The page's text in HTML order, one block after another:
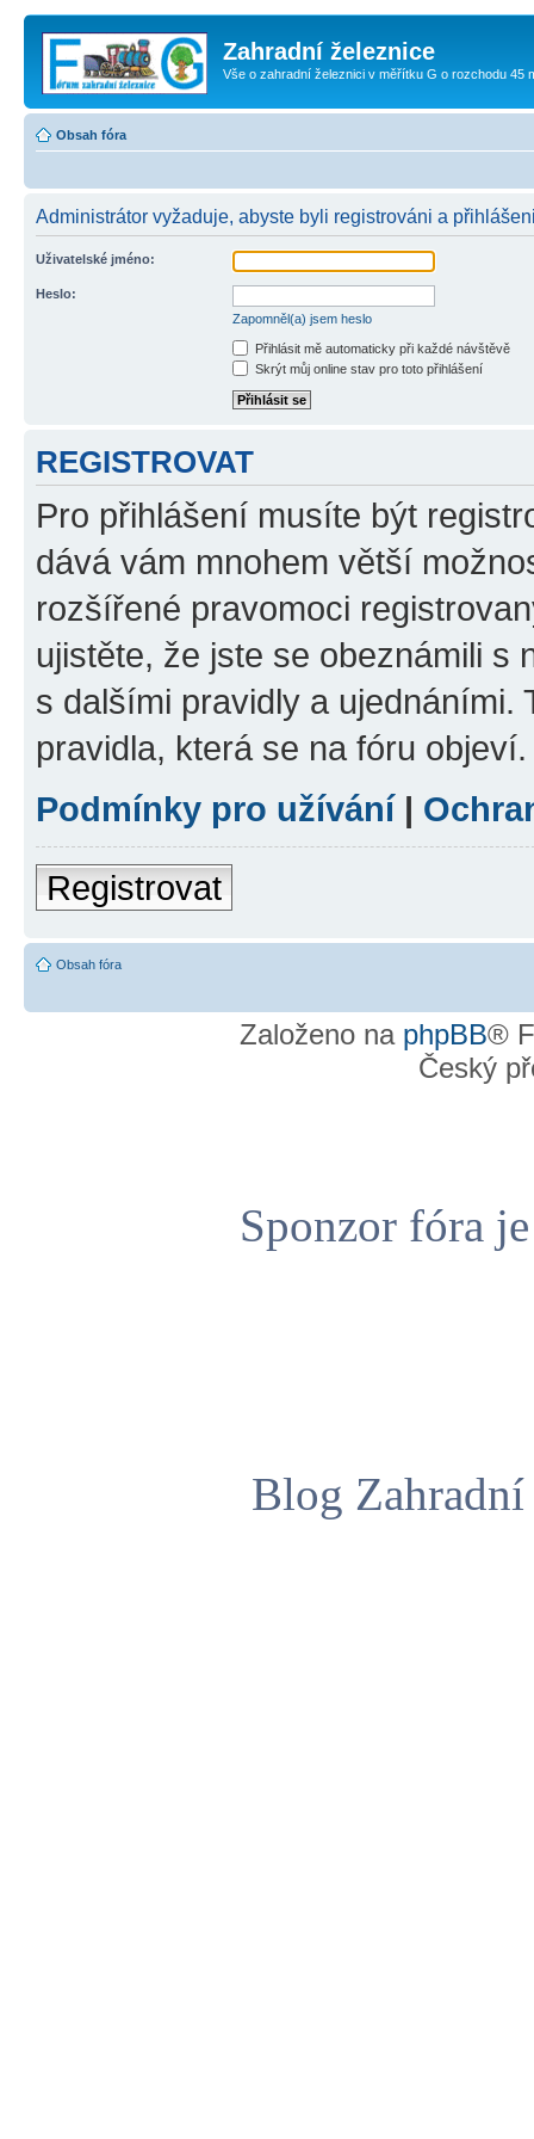
Zahradní železnice
Vše o zahradní železnici v měřítku G o rozchodu 45
Obsah fóra
Administrátor vyžaduje, abyste byli registrováni a
Uživatelské jméno:
Heslo:
Zapomněl(a) jsem heslo
Přihlásit mě automaticky při každé návštěvě
Skrýt můj online stav pro toto přihlášení
REGISTROVAT
Pro přihlášení musíte být
dává vám mnohem větší
rozšířené pravomoci
ujistěte, že jste se obeznámili s
s dalšími pravidly a ujednáními.
pravidla, která se na fóru objeví.
Podmínky pro užívání |
Registrovat
Obsah fóra
Založeno na phpBB®
Český
Sponzor fóra
Blog